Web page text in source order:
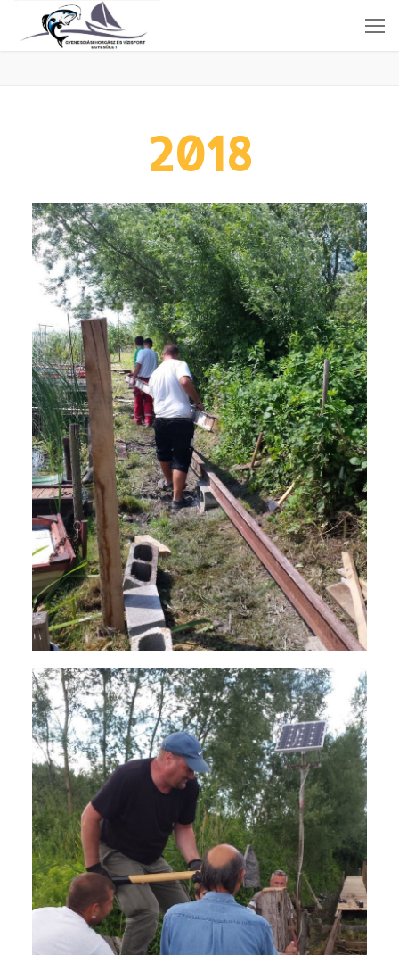
Aktuális
Fényképek
Szabályzatok
Beszámolók-Jegyzőkönyvek
Elérhetőségek
2018